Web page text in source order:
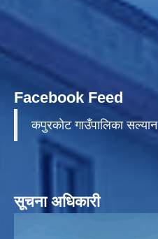
Facebook Feed
कपुरकाेट गाउँपालिका सल्यान
सूचना अधिकारी